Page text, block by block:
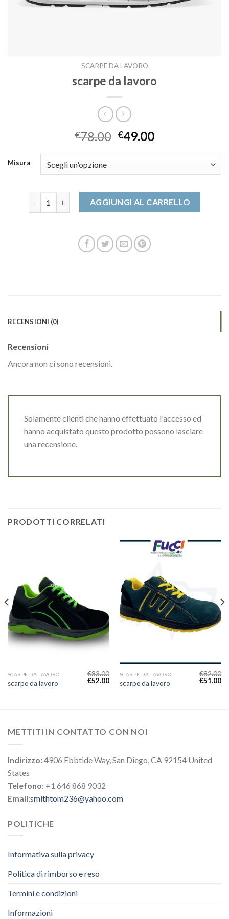
SCARPE DA LAVORO
scarpe da lavoro
€78.00 €49.00
Misura
scarpe da lavoro quantitàAGGIUNGI AL CARRELLO
RECENSIONI (0)
Recensioni
Ancora non ci sono recensioni.
Solamente clienti che hanno effettuato l'accesso ed
hanno acquistato questo prodotto possono lasciare
una recensione.
PRODOTTI CORRELATI
SCARPE DA LAVORO
scarpe da lavoro
€83.00
€52.00
SCARPE DA LAVORO
scarpe da lavoro
€82.00
€51.00
METTITI IN CONTATTO CON NOI
Indirizzo:4906 Ebbtide Way, San Diego, CA 92154 United
States
Telefono: +1 646 868 9032
Email:smithtom236@yahoo.com
POLITICHE
Informativa sulla privacy
Politica di rimborso e reso
Termini e condizioni
Informazioni